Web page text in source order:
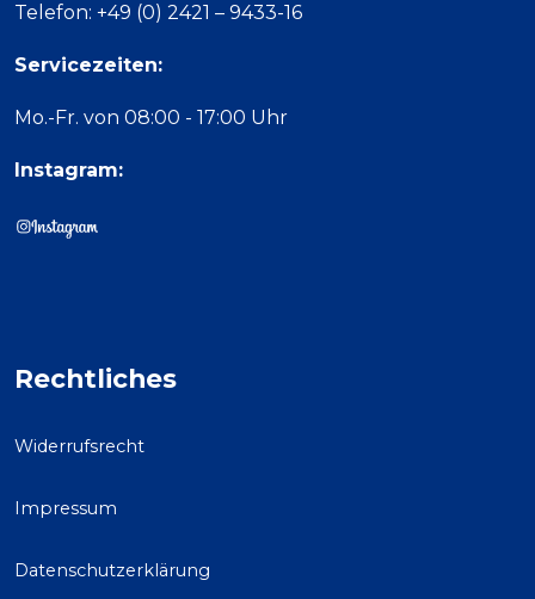
Telefon: +49 (0) 2421 – 9433-16
Servicezeiten:
Mo.-Fr. von 08:00 - 17:00 Uhr
Instagram:
Rechtliches
Widerrufsrecht
Impressum
Datenschutzerklärung